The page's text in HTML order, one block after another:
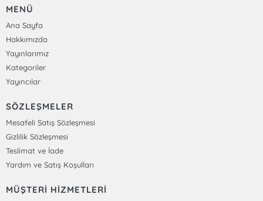
MENÜ
Ana Sayfa
Hakkımızda
Yayınlarımız
Kategoriler
Yayıncılar
SÖZLEŞMELER
Mesafeli Satış Sözleşmesi
Gizlilik Sözleşmesi
Teslimat ve İade
Yardım ve Satış Koşulları
MÜŞTERİ HİZMETLERİ